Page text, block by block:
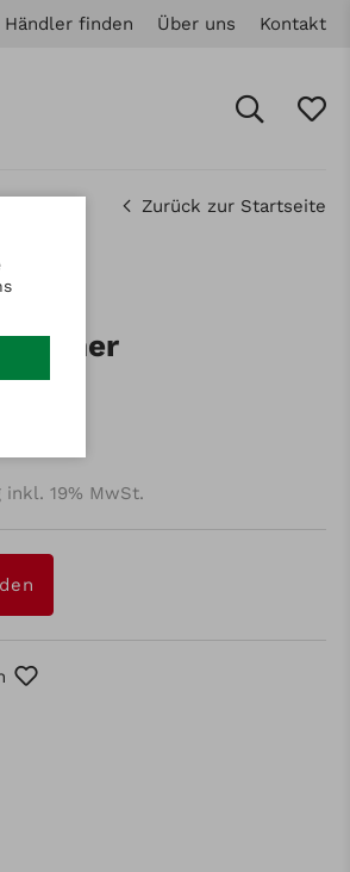
Händler finden Über uns Kontakt
Zurück zur Startseite
19% MwSt.